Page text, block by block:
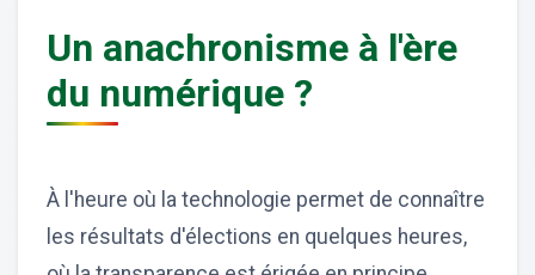
Un anachronisme à l'ère
du numérique ?
À l'heure où la technologie permet de connaître
les résultats d'élections en quelques heures,